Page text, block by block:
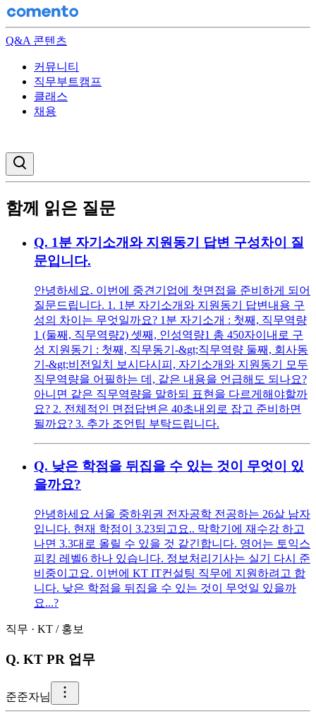
Q&A 콘텐츠
커뮤니티
직무부트캠프
클래스
채용
함께 읽은 질문
Q. 1분 자기소개와 지원동기 답변 구성차이 질
문입니다.
안녕하세요. 이번에 중견기업에 첫면접을 준비하게 되어
질문드립니다. 1. 1분 자기소개와 지원동기 답변내용 구
성의 차이는 무엇일까요? 1분 자기소개 : 첫째, 직무역량
1 (둘째, 직무역량2) 셋째, 인성역량1 총 450자이내로 구
성 지원동기 : 첫째, 직무동기-&gt;직무역량 둘째, 회사동
기-&gt;비전일치 보시다시피, 자기소개와 지원동기 모두
직무역량을 어필하는 데, 같은 내용을 언급해도 되나요?
아니면 같은 직무역량을 말하되 표현을 다르게해야할까
요? 2. 전체적인 면접답변은 40초내외로 잡고 준비하면
될까요? 3. 추가 조언팁 부탁드립니다.
Q. 낮은 학점을 뒤집을 수 있는 것이 무엇이 있
을까요?
안녕하세요 서울 중하위권 전자공학 전공하는 26살 남자
입니다. 현재 학점이 3.23되고요.. 막학기에 재수강 하고
나면 3.3대로 올릴 수 있을 것 같긴합니다. 영어는 토익스
피킹 레벨6 하나 있습니다. 정보처리기사는 실기 다시 준
비중이고요. 이번에 KT IT컨설팅 직무에 지원하려고 합
니다. 낮은 학점을 뒤집을 수 있는 것이 무엇일 있을까
요...?
직무 · KT / 홍보
Q. KT PR 업무
준준자님